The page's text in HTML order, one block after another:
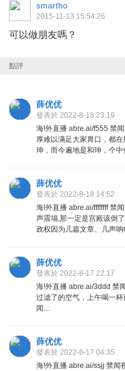
smartho
2015-11-13 15:54:26
可以做朋友嗎？
點評
薛优优
發表於 2022-8-18 23:19
海!外直播 abre.ai/f555 禁
厚难以满足大家胃口，都
珅，而今遍地是和珅，个
薛优优
發表於 2022-8-18 14:52
海!外直播 abre.ai/ffffffff 禁
声震塌,那一定是宫殿该倒
政权因为几篇文章、几声
薛优优
發表於 2022-8-17 22:17
海!外直播 abre.ai/3ddd 禁
过滤了的空气，上午喝一
闻....
薛优优
發表於 2022-8-17 04:35
海!外直播 abre.ai/ssjj 禁闻